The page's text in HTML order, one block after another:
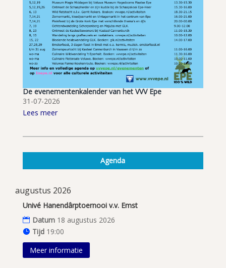
De evenementenkalender van het VVV Epe
31-07-2026
Lees meer
Agenda
augustus 2026
Univé Hanendârptoernooi v.v. Emst
Datum 18 augustus 2026
Tijd 19:00
Meer informatie